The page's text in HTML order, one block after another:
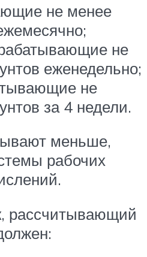
не менее
не
еженедельно;
не
за 4 недели.
меньше,
рабочих
рассчитывающий